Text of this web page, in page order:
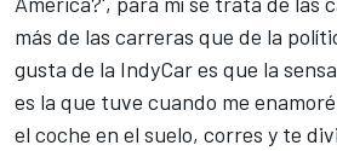
más de las carreras que de la
gusta de la IndyCar es que la
es la que tuve cuando me
el coche en el suelo, corres y te